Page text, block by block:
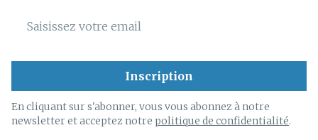
Adresse mail
Inscription
En cliquant sur s'abonner, vous vous abonnez à notre
newsletter et acceptez notre politique de confidentialité.